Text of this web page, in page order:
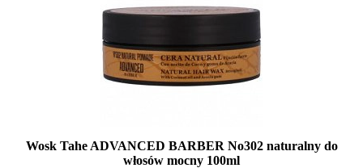
Wosk Tahe ADVANCED BARBER No302 naturalny do
włosów mocny 100ml